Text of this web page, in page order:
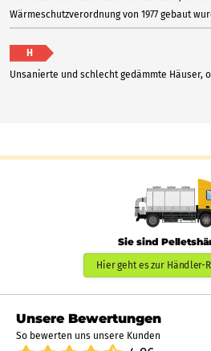
Wärmeschutzverordnung von 1977 gebaut
H
Unsanierte und schlecht gedämmte Häuser,
Sie sind
Hier geht es zur Händler-
Unsere Bewertungen
So bewerten uns unsere Kunden